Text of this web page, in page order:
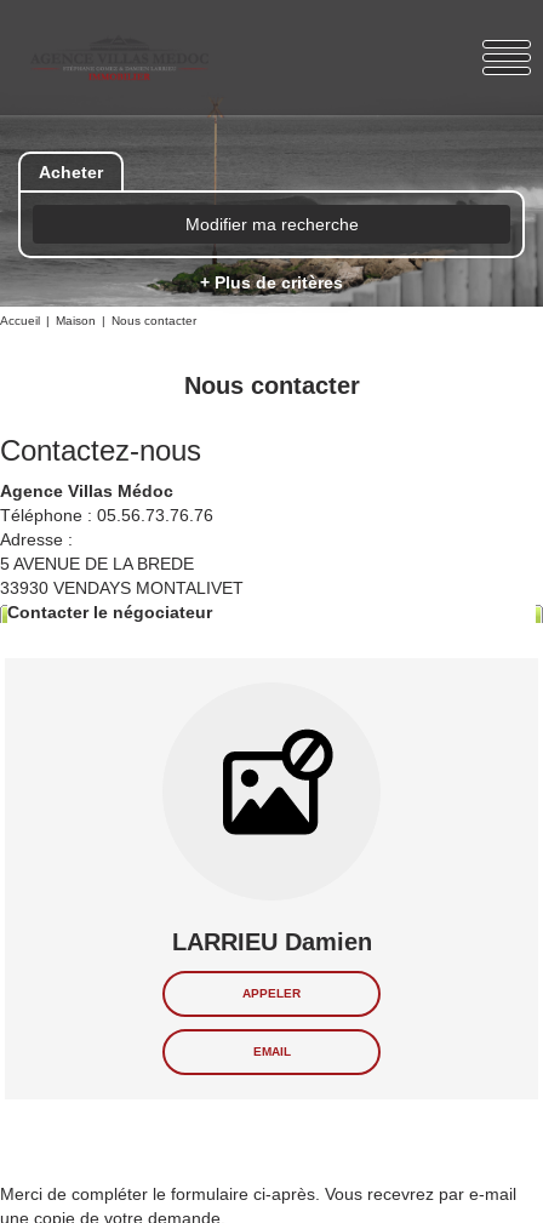
Acheter
Modifier ma recherche
+ Plus de critères
Accueil Maison Nous contacter
Nous contacter
Contactez-nous
Agence Villas Médoc
Téléphone : 05.56.73.76.76
Adresse :
5 AVENUE DE LA BREDE
33930 VENDAYS MONTALIVET
Contacter le négociateur
LARRIEU Damien
APPELER
EMAIL
Merci de compléter le formulaire ci-après. Vous recevrez par e-mail
une copie de votre demande.